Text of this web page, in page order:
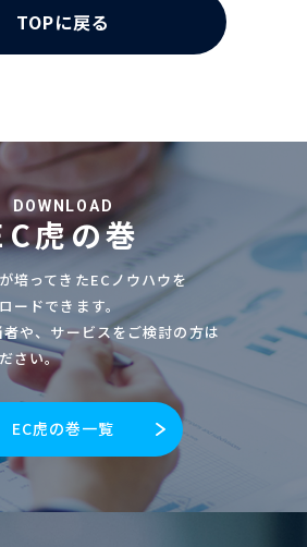
TOPに戻る
DOWNLOAD
虎の巻
培ってきたECノウハウを
ードできます。
や、サービスをご検討の方は
さい。
EC虎の巻一覧